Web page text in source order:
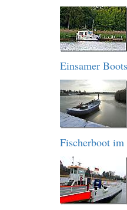
Einsamer
Fischerboot im